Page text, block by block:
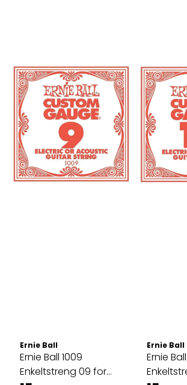
Ernie Ball
Ernie Ball 1009
Enkeltstreng 09 for
Ernie Ball
Ernie Ball